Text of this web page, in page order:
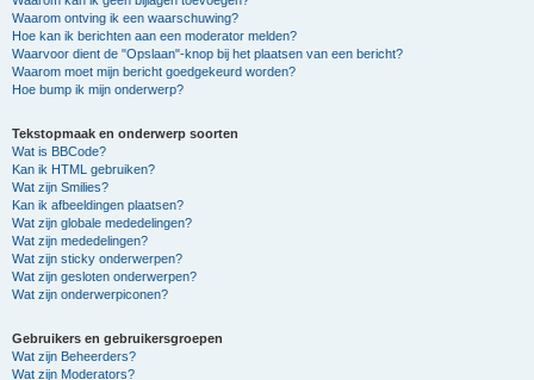
Waarom ontving ik een waarschuwing?
Hoe kan ik berichten aan een moderator melden?
Waarvoor dient de "Opslaan"-knop bij het plaatsen van een bericht?
Waarom moet mijn bericht goedgekeurd worden?
Hoe bump ik mijn onderwerp?
Tekstopmaak en onderwerp soorten
Wat is BBCode?
Kan ik HTML gebruiken?
Wat zijn Smilies?
Kan ik afbeeldingen plaatsen?
Wat zijn globale mededelingen?
Wat zijn mededelingen?
Wat zijn sticky onderwerpen?
Wat zijn gesloten onderwerpen?
Wat zijn onderwerpiconen?
Gebruikers en gebruikersgroepen
Wat zijn Beheerders?
Wat zijn Moderators?